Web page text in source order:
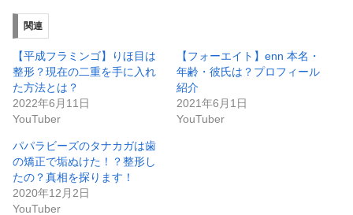
関連
【平成フラミンゴ】りほ目は
整形？現在の二重を手に入れ
た方法とは？
2022年6月11日
YouTuber
【フォーエイト】enn 本名・
年齢・彼氏は？プロフィール
紹介
2021年6月1日
YouTuber
パパラビーズのタナカガは歯
の矯正で垢ぬけた！？整形し
たの？真相を探ります！
2020年12月2日
YouTuber